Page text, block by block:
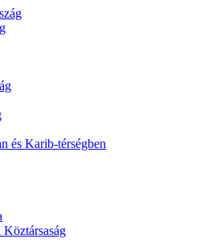
és Karib-térségben